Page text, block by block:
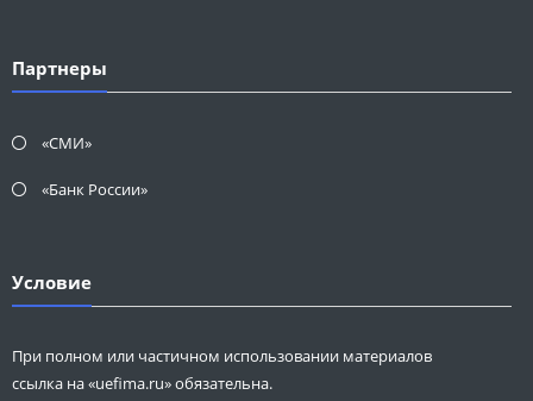
Партнеры
«СМИ»
«Банк России»
Условие
При полном или частичном использовании материалов
ссылка на «uefima.ru» обязательна.